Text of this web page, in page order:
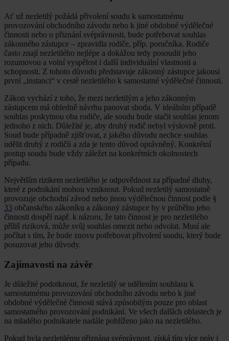
Ať už nezletilý požádá přivolení soudu k samostatnému
provozování obchodního závodu nebo k jiné obdobné výdělečné
činnosti nebo o přiznání svéprávnosti, bude potřebovat souhlas
zákonného zástupce – zpravidla rodiče, příp. poručníka. Rodiče
často znají nezletilého nejlépe a dokážou tedy posoudit jeho
rozumovou a volní vyspělost i další individuální vlastnosti a
schopnosti. Z tohoto důvodu představuje zákonný zástupce jakousi
první „instanci“ v cestě nezletilého k samostatné výdělečné činnosti.
Zákon vychází z toho, že mezi nezletilým a jeho zákonným
zástupcem má ohledně návrhu panovat shoda. V ideálním případě
souhlas poskytnou oba rodiče, ale soudu bude stačit souhlas jenom
jednoho z nich. Důležité je, aby druhý rodič nebyl výslovně proti.
Soud bude případně zjišťovat, z jakého důvodu nechce souhlas
udělit druhý z rodičů a zda je tento důvod oprávněný. Konkrétní
postup soudu bude vždy záležet na konkrétních okolnostech
případu.
Největším rizikem nezletilého je odpovědnost za případné dluhy,
které z podnikání mohou vzniknout. Pokud nezletilý samostatně
provozuje obchodní závod nebo jinou výdělečnou činnost podle §
33 občanského zákoníku a zákonný zástupce by v průběhu jeho
činnosti dospěl např. k názoru, že tato činnost je pro nezletilého
příliš riziková, může svůj souhlas omezit nebo odvolat. Musí ale
počítat s tím, že bude znovu potřebovat přivolení soudu, který bude
posuzovat jeho důvody.
Zajímavosti na závěr
Je důležité podotknout, že nezletilý se udělením souhlasu k
samostatnému provozování obchodního závodu nebo k jiné
obdobné výdělečné činnosti stává způsobilým pouze pro oblast
samostatného provozování podnikání. Ve všech dalších oblastech je
na mladého podnikatele nadále pohlíženo jako na nezletilého.
Pokud byla nezletilému přiznána svéprávnost, získá tím více práv i